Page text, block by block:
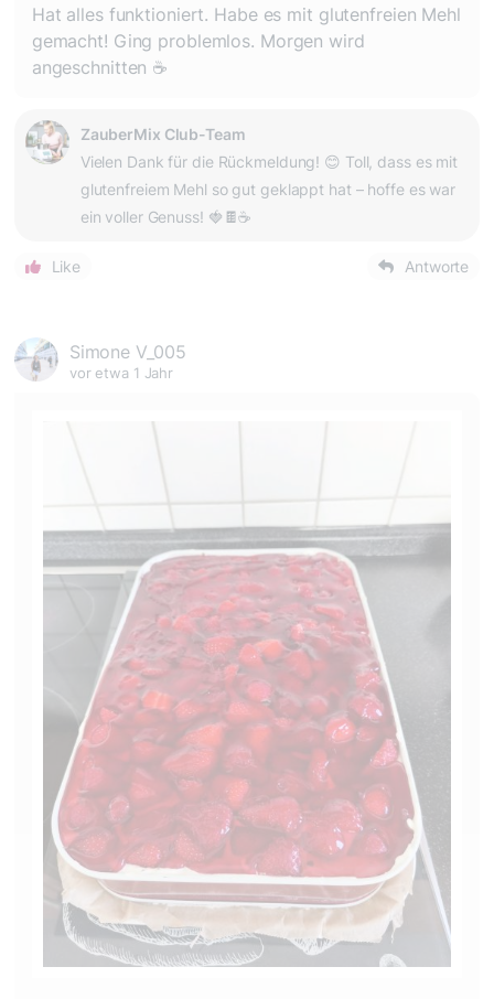
Hat alles funktioniert. Habe es mit glutenfreien Mehl
gemacht! Ging problemlos. Morgen wird
angeschnitten ☕️
ZauberMix Club-Team
Vielen Dank für die Rückmeldung! 😊 Toll, dass es mit
glutenfreiem Mehl so gut geklappt hat – hoffe es war
ein voller Genuss! 🍓🍫☕️
Like Antworte
Simone V_005
vor etwa 1 Jahr